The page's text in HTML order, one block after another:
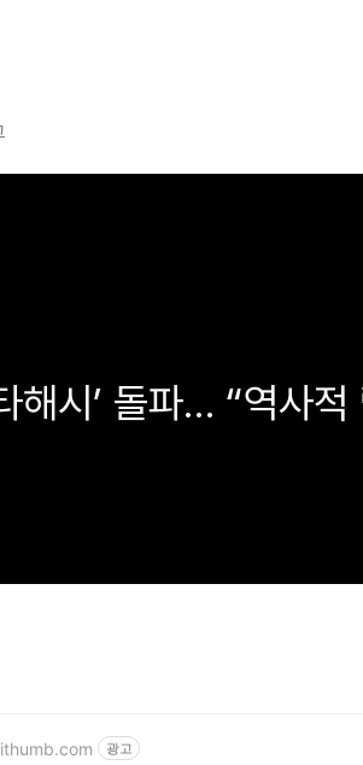
해시’ 돌파… “역사
광고